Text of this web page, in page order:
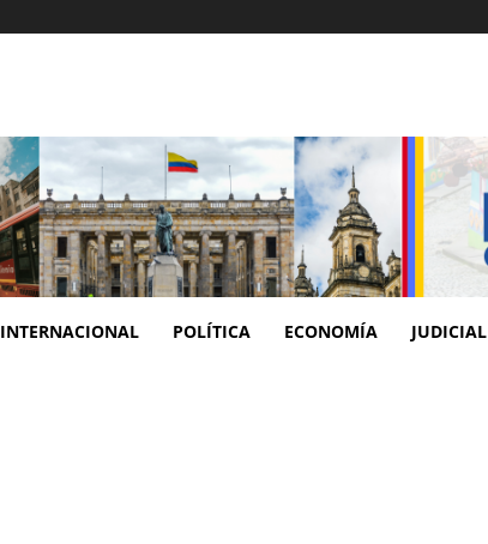
INTERNACIONAL POLÍTICA ECONOMÍA JUDICIAL